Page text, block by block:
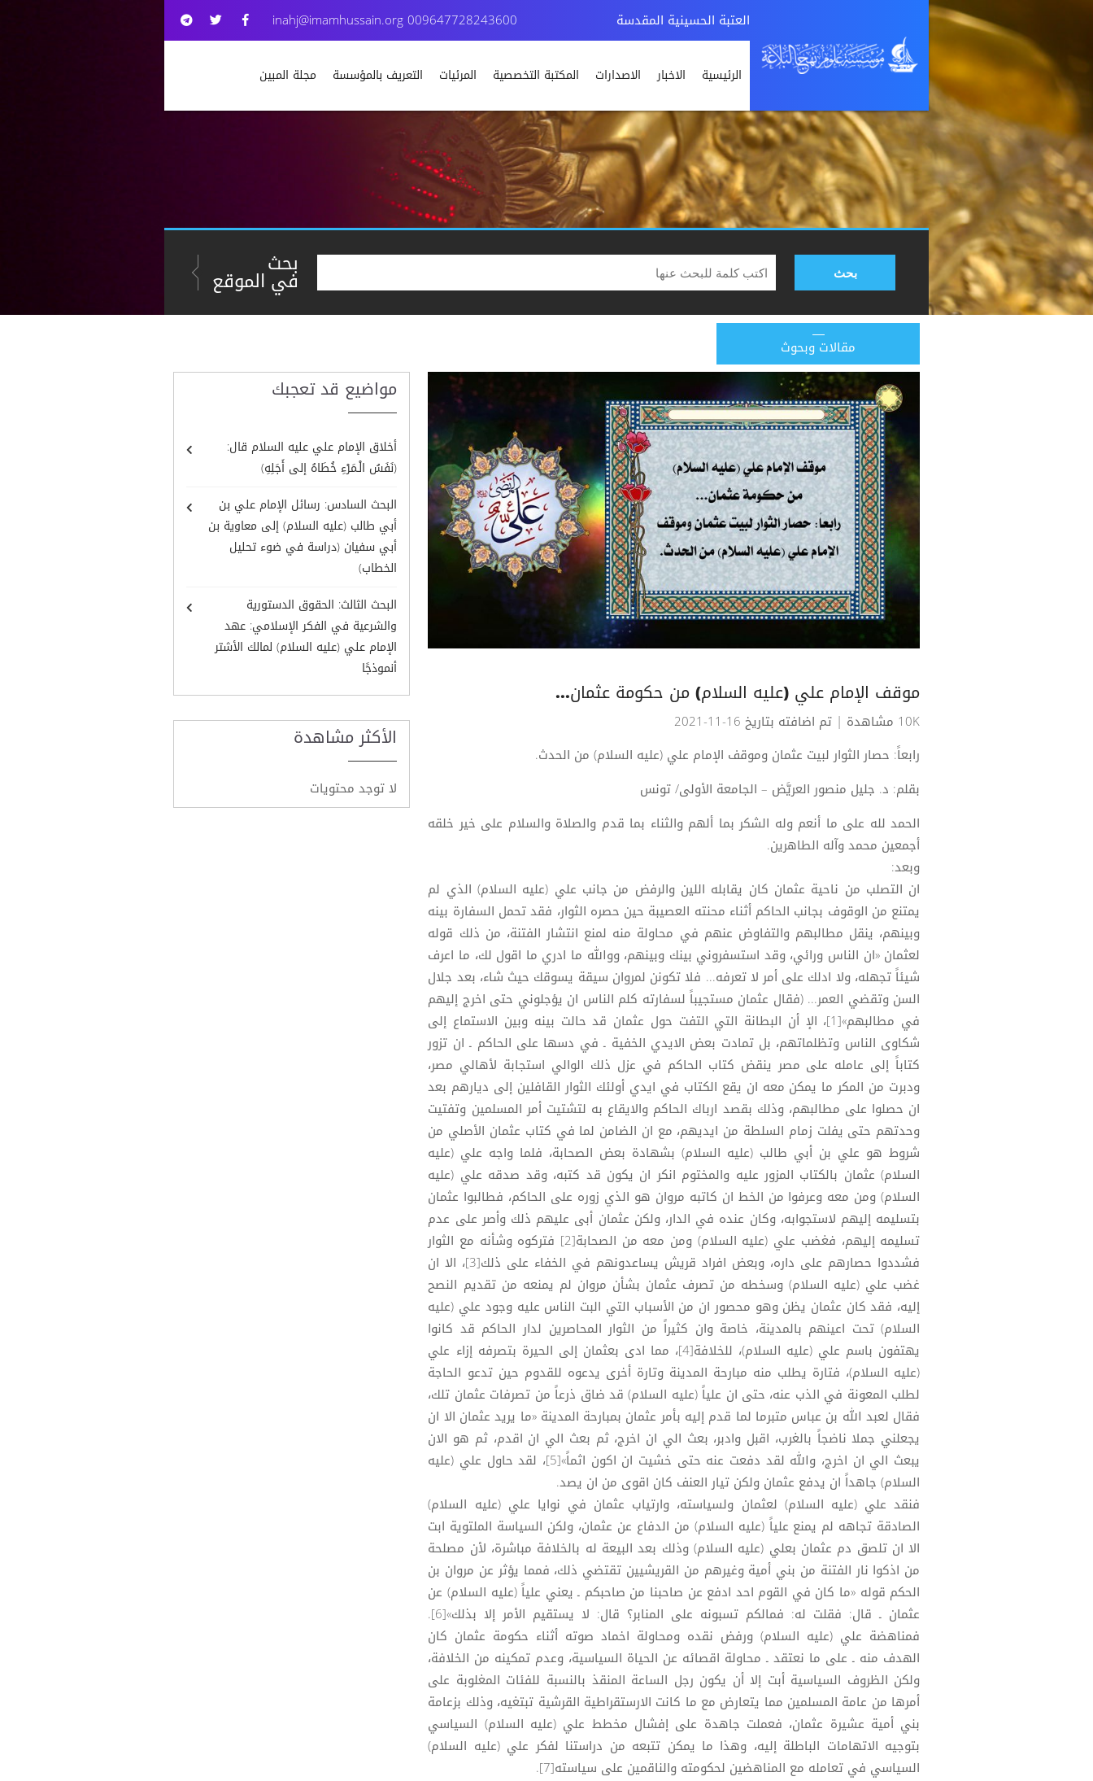
العتبة الحسينية المقدسة 009647728243600
inahj@imamhussain.org
الرئيسية الاخبار الاصدارات المكتبة التخصصية المرئيات التعريف بالمؤسسة مجلة المبين
بحث بحث
في الموقع
مقالات وبحوث
موقف الإمام علي (عليه السلام) من حكومة عثمان...
10K مشاهدة
| تم اضافته بتاريخ 16-11-2021
رابعاً: حصار الثوار لبيت عثمان وموقف الإمام علي (عليه السلام) من الحدث.
بقلم: د. جليل منصور العريَّض – الجامعة الأولى/ تونس
الحمد لله على ما أنعم وله الشكر بما ألهم والثناء بما قدم والصلاة والسلام على خير خلقه
أجمعين محمد وآله الطاهرين.
وبعد:
ان التصلب من ناحية عثمان كان يقابله اللين والرفض من جانب علي (عليه السلام) الذي لم
يمتنع من الوقوف بجانب الحاكم أثناء محنته العصيبة حين حصره الثوار، فقد تحمل السفارة بينه
وبينهم، ينقل مطالبهم والتفاوض عنهم في محاولة منه لمنع انتشار الفتنة، من ذلك قوله
لعثمان «ان الناس ورائي، وقد استسفروني بينك وبينهم، ووالله ما ادري ما اقول لك، ما اعرف
شيئاً تجهله، ولا ادلك على أمر لا تعرفه... فلا تكونن لمروان سيقة يسوقك حيث شاء، بعد جلال
السن وتقضي العمر... (فقال عثمان مستجيباً لسفارته كلم الناس ان يؤجلوني حتى اخرج إليهم
في مطالبهم»[1]، الإ أن البطانة التي التفت حول عثمان قد حالت بينه وبين الاستماع إلى
شكاوى الناس وتظلماتهم، بل تمادت بعض الايدي الخفية ـ في دسها على الحاكم ـ ان تزور
كتاباً إلى عامله على مصر ينقض كتاب الحاكم في عزل ذلك الوالي استجابة لأهالي مصر،
ودبرت من المكر ما يمكن معه ان يقع الكتاب في ايدي أولئك الثوار القافلين إلى ديارهم بعد
ان حصلوا على مطالبهم، وذلك بقصد ارباك الحاكم والايقاع به لتشتيت أمر المسلمين وتفتيت
وحدتهم حتى يفلت زمام السلطة من ايديهم، مع ان الضامن لما في كتاب عثمان الأصلي من
شروط هو علي بن أبي طالب (عليه السلام) بشهادة بعض الصحابة، فلما واجه علي (عليه
السلام) عثمان بالكتاب المزور عليه والمختوم انكر ان يكون قد كتبه، وقد صدقه علي (عليه
السلام) ومن معه وعرفوا من الخط ان كاتبه مروان هو الذي زوره على الحاكم، فطالبوا عثمان
بتسليمه إليهم لاستجوابه، وكان عنده في الدار، ولكن عثمان أبى عليهم ذلك وأصر على عدم
تسليمه إليهم، فغضب علي (عليه السلام) ومن معه من الصحابة[2] فتركوه وشأنه مع الثوار
فشددوا حصارهم على داره، وبعض افراد قريش يساعدونهم في الخفاء على ذلك[3]، الا ان
غضب علي (عليه السلام) وسخطه من تصرف عثمان بشأن مروان لم يمنعه من تقديم النصح
إليه، فقد كان عثمان يظن وهو محصور ان من الأسباب التي البت الناس عليه وجود علي (عليه
السلام) تحت اعينهم بالمدينة، خاصة وان كثيراً من الثوار المحاصرين لدار الحاكم قد كانوا
يهتفون باسم علي (عليه السلام)، للخلافة[4]، مما ادى بعثمان إلى الحيرة بتصرفه إزاء علي
(عليه السلام)، فتارة يطلب منه مبارحة المدينة وتارة أخرى يدعوه للقدوم حين تدعو الحاجة
لطلب المعونة في الذب عنه، حتى ان علياً (عليه السلام) قد ضاق ذرعاً من تصرفات عثمان تلك،
فقال لعبد الله بن عباس متبرما لما قدم إليه بأمر عثمان بمبارحة المدينة «ما يريد عثمان الا ان
يجعلني جملا ناضجاً بالغرب، اقبل وادبر، بعث الي ان اخرج، ثم بعث الي ان اقدم، ثم هو الان
يبعث الي ان اخرج، والله لقد دفعت عنه حتى خشيت ان اكون اثماً»[5]، لقد حاول علي (عليه
السلام) جاهداً ان يدفع عثمان ولكن تيار العنف كان اقوى من ان يصد.
فنقد علي (عليه السلام) لعثمان ولسياسته، وارتياب عثمان في نوايا علي (عليه السلام)
الصادقة تجاهه لم يمنع علياً (عليه السلام) من الدفاع عن عثمان، ولكن السياسة الملتوية ابت
الا ان تلصق دم عثمان بعلي (عليه السلام) وذلك بعد البيعة له بالخلافة مباشرة، لأن مصلحة
من اذكوا نار الفتنة من بني أمية وغيرهم من القريشيين تقتضي ذلك، فمما يؤثر عن مروان بن
الحكم قوله «ما كان في القوم احد ادفع عن صاحبنا من صاحبكم ـ يعني علياً (عليه السلام) عن
عثمان ـ قال: فقلت له: فمالكم تسبونه على المنابر؟ قال: لا يستقيم الأمر إلا بذلك»[6].
فمناهضة علي (عليه السلام) ورفض نقده ومحاولة اخماد صوته أثناء حكومة عثمان كان
الهدف منه ـ على ما نعتقد ـ محاولة اقصائه عن الحياة السياسية، وعدم تمكينه من الخلافة،
ولكن الظروف السياسية أبت إلا أن يكون رجل الساعة المنقذ بالنسبة للفئات المغلوبة على
أمرها من عامة المسلمين مما يتعارض مع ما كانت الارستقراطية القرشية تبتغيه، وذلك بزعامة
بني أمية عشيرة عثمان، فعملت جاهدة على إفشال مخطط علي (عليه السلام) السياسي
بتوجيه الاتهامات الباطلة إليه، وهذا ما يمكن تتبعه من دراستنا لفكر علي (عليه السلام)
السياسي في تعامله مع المناهضين لحكومته والناقمين على سياسته[7].
مواضيع قد تعجبك
أخلاق الإمام علي عليه السلام قال:
(نَفَسُ الْـمَرْءِ خُطَاهُ إلى أَجَلِهِ)
البحث السادس: رسائل الإمام علي بن
أبي طالب (عليه السلام) إلى معاوية بن
أبي سفيان (دراسة في ضوء تحليل
الخطاب)
البحث الثالث: الحقوق الدستورية
والشرعية في الفكر الإسلامي: عهد
الإمام علي (عليه السلام) لمالك الأشتر
أنموذجًا
الأكثر مشاهدة
لا توجد محتويات